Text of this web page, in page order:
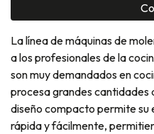
La línea de máquinas de
a los profesionales de la
son muy demandados en
procesa grandes cantidades
diseño compacto permite su
rápida y fácilmente,